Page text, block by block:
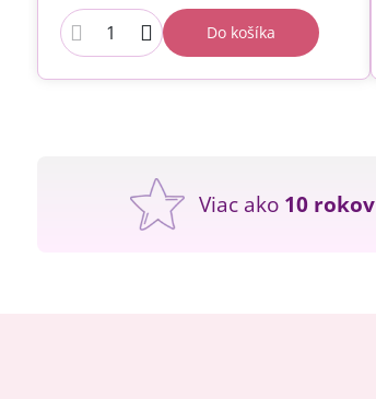
Do košíka
Viac ako 10 rokov